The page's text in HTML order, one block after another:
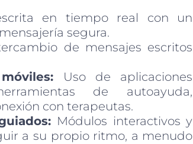
en tiempo real con un
segura.
de mensajes escritos
Uso de aplicaciones
de autoayuda,
con terapeutas.
Módulos interactivos y
a su propio ritmo, a menudo